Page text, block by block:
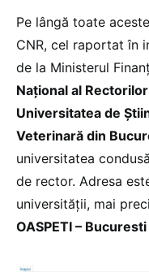
Pe lângă toate
CNR, cel raportat în
de la Ministerul
Național al
Universitatea de
Veterinară din
universitatea
de rector. Adresa
universității, mai
OASPETI – Bucuresti